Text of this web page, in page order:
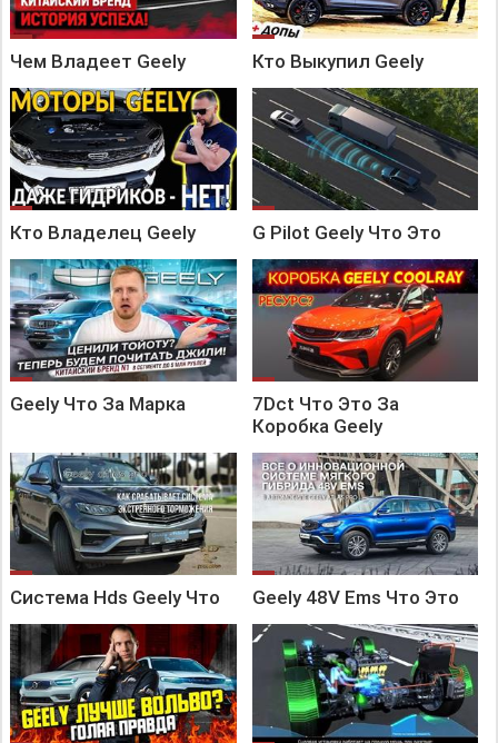
Чем Владеет Geely Кто Выкупил Geely
Кто Владелец Geely G Pilot Geely Что Это
Geely Что За Марка
7Dct Что Это За
Коробка Geely
Система Hds Geely Что Geely 48V Ems Что Это